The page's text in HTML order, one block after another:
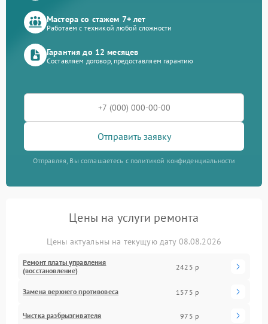
Мастера со стажем 7+ лет
Работаем с техникой любой сложности
Гарантия до 12 месяцев
Составляем договор, предоставляем гарантию
Отправить заявку
Отправляя, Вы соглашаетесь с политикой конфиденциальности
Цены на услуги ремонта
Цены актуальны на текущую дату 08.08.2026
Ремонт платы управления
(восстановление)
2425 р
Замена верхнего противовеса 1575 р
Чистка разбрызгивателя 975 р